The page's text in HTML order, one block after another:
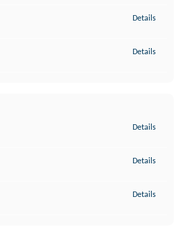
Details
Details
Details
Details
Details